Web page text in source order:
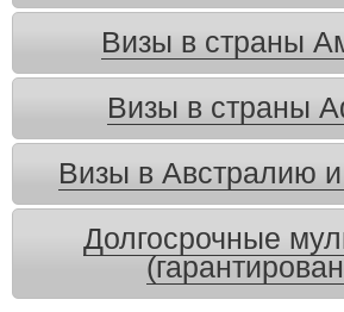
Визы в страны
Визы в страны
Визы в Австралию
Долгосрочные